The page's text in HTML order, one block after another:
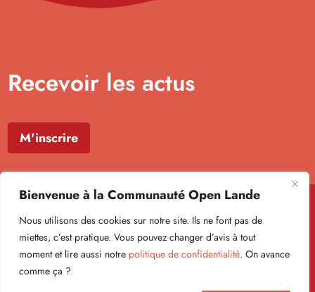
Bienvenue à la Communauté Open Lande
Nous utilisons des cookies sur notre site. Ils ne font pas de
miettes, c’est pratique. Vous pouvez changer d’avis à tout
moment et lire aussi notre politique de confidentialité. On avance
comme ça ?
Recevoir les actus
M'inscrire